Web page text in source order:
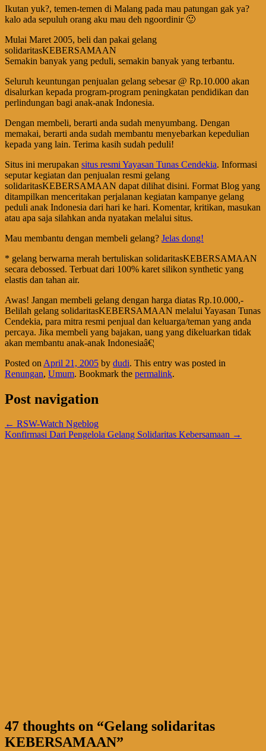
Ikutan yuk?, temen-temen di Malang pada mau patungan gak ya?
kalo ada sepuluh orang aku mau deh ngoordinir 🙂
Mulai Maret 2005, beli dan pakai gelang
solidaritasKEBERSAMAAN
Semakin banyak yang peduli, semakin banyak yang terbantu.
Seluruh keuntungan penjualan gelang sebesar @ Rp.10.000 akan
disalurkan kepada program-program peningkatan pendidikan dan
perlindungan bagi anak-anak Indonesia.
Dengan membeli, berarti anda sudah menyumbang. Dengan
memakai, berarti anda sudah membantu menyebarkan kepedulian
kepada yang lain. Terima kasih sudah peduli!
Situs ini merupakan situs resmi Yayasan Tunas Cendekia. Informasi
seputar kegiatan dan penjualan resmi gelang
solidaritasKEBERSAMAAN dapat dilihat disini. Format Blog yang
ditampilkan menceritakan perjalanan kegiatan kampanye gelang
peduli anak Indonesia dari hari ke hari. Komentar, kritikan, masukan
atau apa saja silahkan anda nyatakan melalui situs.
Mau membantu dengan membeli gelang? Jelas dong!
* gelang berwarna merah bertuliskan solidaritasKEBERSAMAAN
secara debossed. Terbuat dari 100% karet silikon synthetic yang
elastis dan tahan air.
Awas! Jangan membeli gelang dengan harga diatas Rp.10.000,-
Belilah gelang solidaritasKEBERSAMAAN melalui Yayasan Tunas
Cendekia, para mitra resmi penjual dan keluarga/teman yang anda
percaya. Jika membeli yang bajakan, uang yang dikeluarkan tidak
akan membantu anak-anak Indonesiaâ€¦
Posted on April 21, 2005 by dudi. This entry was posted in
Renungan, Umum. Bookmark the permalink.
Post navigation
← RSW-Watch Ngeblog
Konfirmasi Dari Pengelola Gelang Solidaritas Kebersamaan →
47 thoughts on “Gelang solidaritas
KEBERSAMAAN”